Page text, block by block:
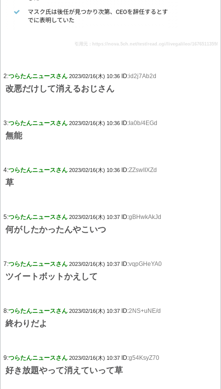
引用元：https://nova.5ch.net/test/read.cgi/livegalileo/1676511359/
2:つらたんニュースさん 2023/02/16(木) 10:36 ID:id2j7Ab2d
改悪だけして消えるおじさん
3:つらたんニュースさん 2023/02/16(木) 10:36 ID: Ia0b/4EGd
無能
4:つらたんニュースさん 2023/02/16(木) 10:36 ID:ZZswIIXZd
草
5:つらたんニュースさん 2023/02/16(木) 10:37 ID:gBHwkAkJd
何がしたかったんやこいつ
7:つらたんニュースさん 2023/02/16(木) 10:37 ID:vqpGHeYA0
ツイートボットかえして
8:つらたんニュースさん 2023/02/16(木) 10:37 ID:2NS+uNE/d
終わりだよ
9:つらたんニュースさん 2023/02/16(木) 10:37 ID:g54KsyZ70
好き放題やって消えていって草